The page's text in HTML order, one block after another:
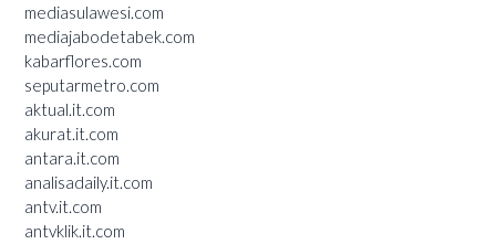
mediasulawesi.com
mediajabodetabek.com
kabarflores.com
seputarmetro.com
aktual.it.com
akurat.it.com
antara.it.com
analisadaily.it.com
antv.it.com
antvklik.it.com